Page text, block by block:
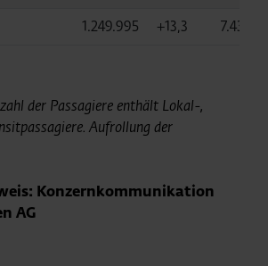
1.249.995 +13,3
der Passagiere enthält Lokal-,
Aufrollung der
Konzernkommunikation
AG